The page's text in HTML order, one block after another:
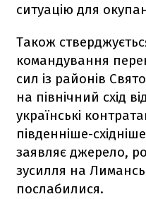
ситуацію для
Також
командування
сил із районів
на північний схід
українські
південніше-
заявляє джерело,
зусилля на
послабилися.